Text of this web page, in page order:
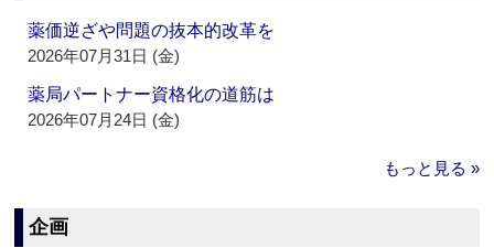
薬価逆ざや問題の抜本的改革を
2026年07月31日 (金)
薬局パートナー資格化の道筋は
2026年07月24日 (金)
もっと見る »
企画